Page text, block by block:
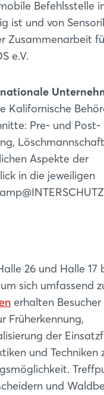
Befehlsstelle
ist und von
Zusammenarbeit
e.V.
Kalifornische
Pre- und Post-
Aspekte der
in die jeweiligen
26 und Halle 17
sich umfassend
erhalten
Früherkennung,
der
und Techniken
und